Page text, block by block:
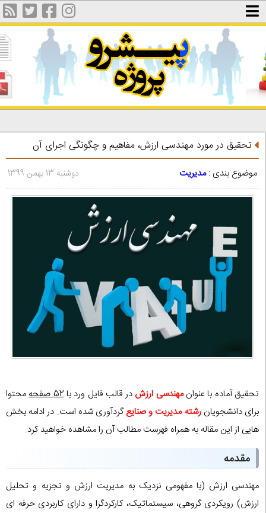
تحقیق در مورد مهندسی ارزش، مفاهیم و چگونگی اجرای آن
موضوع بندی :مدیریت دوشنبه 13 بهمن 1399
تحقیق آماده با عنوانمهندسی ارزشدر قالب فایل ورد با52 صفحه
محتوا
برای دانشجویان رشته مدیریت و صنایعگردآوری شده است. در ادامه بخش
هایی از این مقاله به همراه فهرست مطالب آن را مشاهده خواهید کرد.
مقدمه
مهندسی ارزش (با مفهومی نزدیک به مدیریت ارزش و تجزیه و تحلیل
ارزش) رویکردی گروهی، سیستماتیک، کارکردگرا و دارای کاربردی حرفه ای